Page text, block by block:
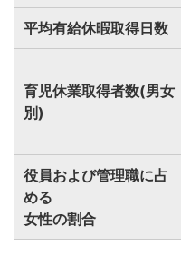
平均有給休暇取得日数
育児休業取得者数(男女
別)
役員および管理職に占
める
女性の割合